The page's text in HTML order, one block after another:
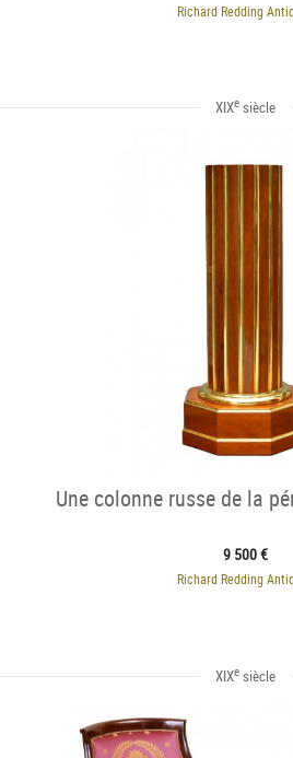
Richard Redding
XIXesiècle
Une colonne russe de la
9 500 €
Richard Redding
XIXesiècle